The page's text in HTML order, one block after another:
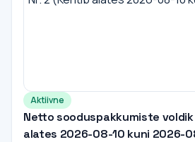
Aktiivne
Netto sooduspakkumiste voldik
alates 2026-08-10 kuni 2026-